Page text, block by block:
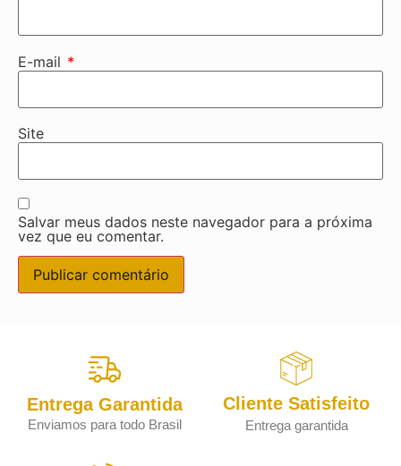
E-mail *
Site
Salvar meus dados neste navegador para a próxima
vez que eu comentar.
Entrega Garantida
Enviamos para todo Brasil
Cliente Satisfeito
Entrega garantida